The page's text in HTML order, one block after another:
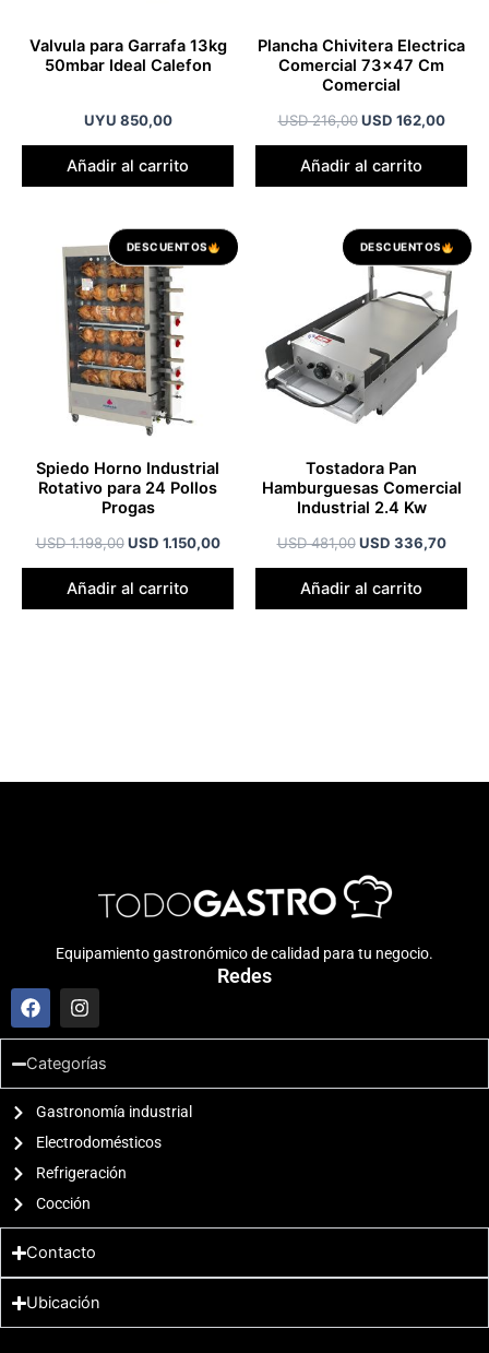
Valvula para Garrafa 13kg
50mbar Ideal Calefon
UYU 850,00
Añadir al carrito
Plancha Chivitera Electrica
Comercial 73×47 Cm
Comercial
USD216,00 USD 162,00
Añadir al carrito
DESCUENTOS
Spiedo Horno Industrial
Rotativo para 24 Pollos
Progas
USD1.198,00
El
precio
original
era:
USD 1.198,00.
USD 1.150,00
El
precio
USD 1.150,00.
Añadir al carrito
DESCUENTOS
Tostadora Pan
Hamburguesas Comercial
Industrial 2.4 Kw
USD481,00
El
precio
original
era:
USD 481,00.
USD 336,70
El
precio
actual
es:
USD
Añadir al carrito
Equipamiento gastronómico de calidad para tu negocio.
Redes
F
a
c
e
b
o
o
k
I
n
s
t
a
g
r
a
m
Categorías
Gastronomía industrial
Electrodomésticos
Refrigeración
Cocción
Contacto
Ubicación